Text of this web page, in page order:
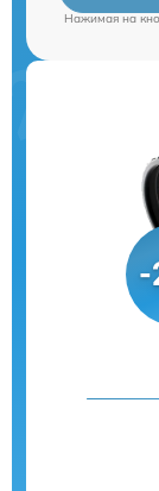
Нажимая на
-